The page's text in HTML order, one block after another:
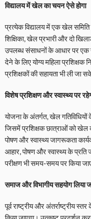
विद्यालय में खेल का चयन ऐसे होगा
प्रत्येक विद्यालय में एक खेल समिति
शिक्षिका, खेल प्रभारी और दो
उपलब्ध संसाधनों के आधार पर
देने के लिए योग्य महिला
प्रशिक्षकों की सहायता भी ली जा
विशेष प्रशिक्षण और स्वास्थ्य पर
योजना के अंतर्गत, खेल गतिविधियों
जिसमें प्रशिक्षक छात्राओं को खेल
पोषण और स्वास्थ्य जागरूकता
आहार, पोषण और स्वास्थ्य के प्रति
परीक्षण भी समय-समय पर किया
समाज और विभागीय सहयोग लिया
पूर्व राष्ट्रीय और अंतर्राष्ट्रीय